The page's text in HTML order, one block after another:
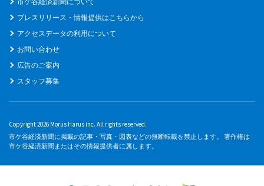
プレスリリース・情報提供はこちらから
アクセスデータの利用について
お問い合わせ
広告のご案内
スタッフ募集
Copyright 2026 Morus Harus inc. All rights reserved.
市ケ谷経済新聞に掲載の記事・写真・図表などの無断転載を禁止します。 著作権は
市ケ谷経済新聞またはその情報提供者に属します。